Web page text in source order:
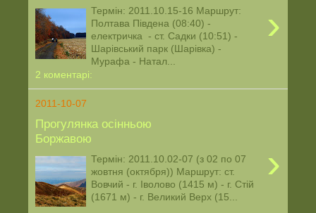
›
Термін: 2011.10.15-16 Маршрут:
Полтава Південа (08:40) -
електричка - ст. Садки (10:51) -
Шарівський парк (Шарівка) -
Мурафа - Натал...
2 коментарі:
2011-10-07
Прогулянка осінньою
Боржавою
›
Термін: 2011.10.02-07 (з 02 по 07
жовтня (октября)) Маршрут: ст.
Вовчий - г. Іволово (1415 м) - г. Стій
(1671 м) - г. Великий Верх (15...